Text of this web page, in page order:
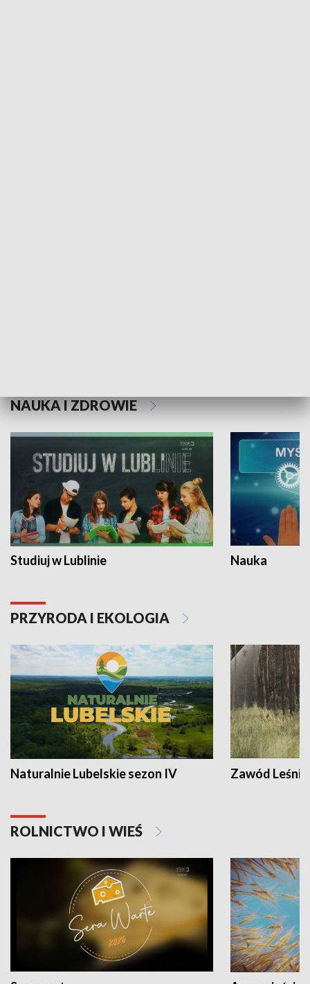
NAUKA I ZDROWIE
Studiuj w Lublinie Nauka
PRZYRODA I EKOLOGIA
Naturalnie Lubelskie sezon IV Zawód Leśnik
ROLNICTWO I WIEŚ